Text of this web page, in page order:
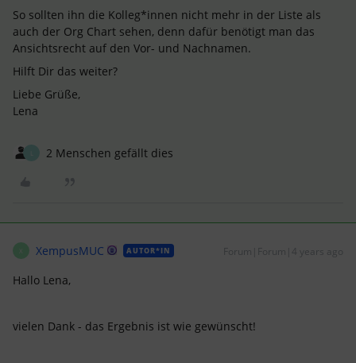
So sollten ihn die Kolleg*innen nicht mehr in der Liste als
auch der Org Chart sehen, denn dafür benötigt man das
Ansichtsrecht auf den Vor- und Nachnamen.
Hilft Dir das weiter?
Liebe Grüße,
Lena
2 Menschen gefällt dies
X XempusMUC AUTOR*IN Forum|Forum|4 years ago
Hallo Lena,
vielen Dank - das Ergebnis ist wie gewünscht!